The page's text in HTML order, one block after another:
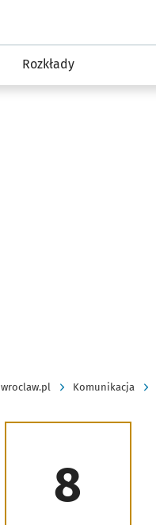
Rozkłady
wroclaw.pl Komunikacja
8